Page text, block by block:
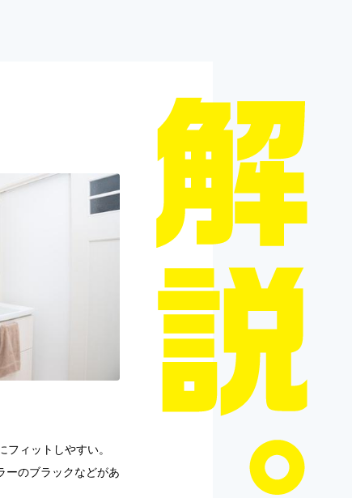
ィットしやすい。
ーのブラックなどがあ